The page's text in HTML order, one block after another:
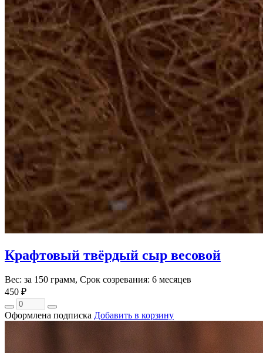
Крафтовый твёрдый сыр весовой
Вес: за 150 грамм, Срок созревания: 6 месяцев
450 ₽
Оформлена подписка Добавить в корзину